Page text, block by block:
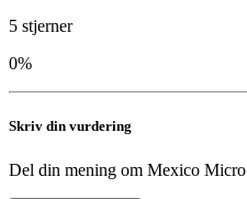
5 stjerner
0%
Skriv din vurdering
Del din mening om Mexico Micro